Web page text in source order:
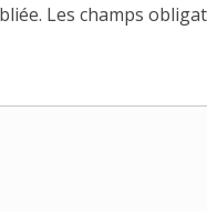
Les champs